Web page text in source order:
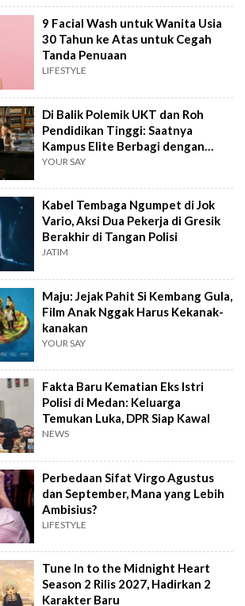
9 Facial Wash untuk Wanita Usia
30 Tahun ke Atas untuk Cegah
Tanda Penuaan
LIFESTYLE
Di Balik Polemik UKT dan Roh
Pendidikan Tinggi: Saatnya
Kampus Elite Berbagi dengan
Kampus Daerah
YOUR SAY
Kabel Tembaga Ngumpet di Jok
Vario, Aksi Dua Pekerja di Gresik
Berakhir di Tangan Polisi
JATIM
Maju: Jejak Pahit Si Kembang Gula,
Film Anak Nggak Harus Kekanak-
kanakan
YOUR SAY
Fakta Baru Kematian Eks Istri
Polisi di Medan: Keluarga
Temukan Luka, DPR Siap Kawal
NEWS
Perbedaan Sifat Virgo Agustus
dan September, Mana yang Lebih
Ambisius?
LIFESTYLE
Tune In to the Midnight Heart
Season 2 Rilis 2027, Hadirkan 2
Karakter Baru